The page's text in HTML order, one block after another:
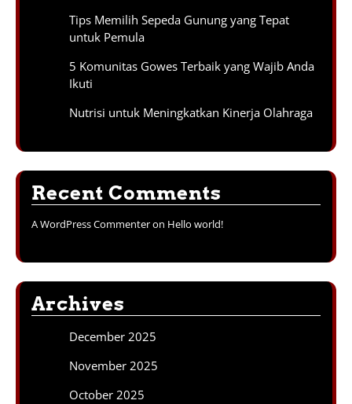
Tips Memilih Sepeda Gunung yang Tepat
untuk Pemula
5 Komunitas Gowes Terbaik yang Wajib Anda
Ikuti
Nutrisi untuk Meningkatkan Kinerja Olahraga
Recent Comments
A WordPress Commenteron Hello world!
Archives
December 2025
November 2025
October 2025